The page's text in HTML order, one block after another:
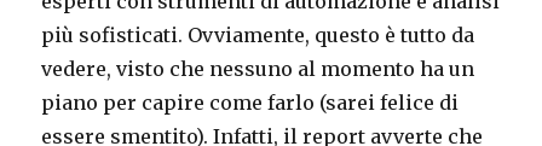
più sofisticati. Ovviamente, questo è tutto da
vedere, visto che nessuno al momento ha un
piano per capire come farlo (sarei felice di
essere smentito). Infatti, il report avverte che